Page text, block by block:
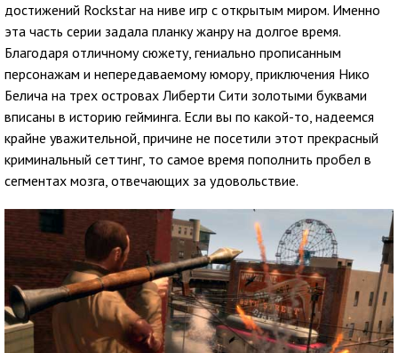
достижений Rockstar на ниве игр с открытым миром. Именно
эта часть серии задала планку жанру на долгое время.
Благодаря отличному сюжету, гениально прописанным
персонажам и непередаваемому юмору, приключения Нико
Белича на трех островах Либерти Сити золотыми буквами
вписаны в историю гейминга. Если вы по какой-то, надеемся
крайне уважительной, причине не посетили этот прекрасный
криминальный сеттинг, то самое время пополнить пробел в
сегментах мозга, отвечающих за удовольствие.